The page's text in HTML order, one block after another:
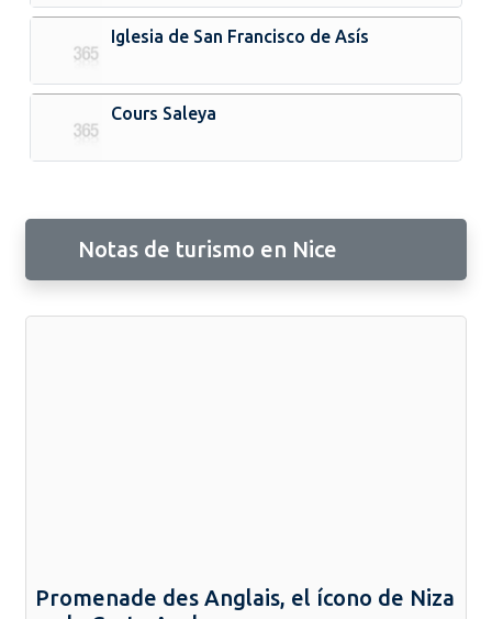
Iglesia de San Francisco de Asís
Cours Saleya
Notas de turismo en Nice
Promenade des Anglais, el ícono de Niza